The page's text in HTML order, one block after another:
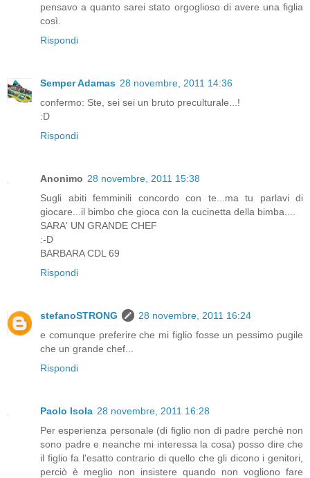
pensavo a quanto sarei stato orgoglioso di avere una figlia
così.
Rispondi
Semper Adamas 28 novembre, 2011 14:36
confermo: Ste, sei sei un bruto preculturale...!
:D
Rispondi
Anonimo 28 novembre, 2011 15:38
Sugli abiti femminili concordo con te...ma tu parlavi di
giocare...il bimbo che gioca con la cucinetta della bimba....
SARA' UN GRANDE CHEF
:-D
BARBARA CDL 69
Rispondi
stefanoSTRONG
28 novembre, 2011 16:24
e comunque preferire che mi figlio fosse un pessimo pugile
che un grande chef...
Rispondi
Paolo Isola 28 novembre, 2011 16:28
Per esperienza personale (di figlio non di padre perchè non
sono padre e neanche mi interessa la cosa) posso dire che
il figlio fa l'esatto contrario di quello che gli dicono i genitori,
perciò è meglio non insistere quando non vogliono fare